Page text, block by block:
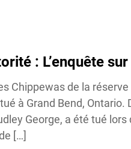
: L’enquête sur
Chippewas de la
à Grand Bend,
George, a été tué
[…]